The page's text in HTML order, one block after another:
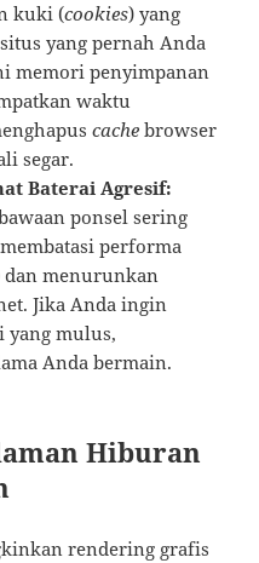
kuki (cookies) yang
yang pernah Anda
memori penyimpanan
waktu
cache browser
segar.
Baterai Agresif:
ponsel sering
performa
dan menurunkan
Jika Anda ingin
yang mulus,
Anda bermain.
Hiburan
rendering grafis